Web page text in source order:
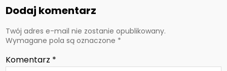
Dodaj komentarz
Twój adres e-mail nie zostanie opublikowany.
Wymagane pola są oznaczone *
Komentarz *